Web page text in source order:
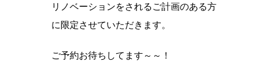
リノベーションをされるご計画のある方
に限定させていただきます。
ご予約お待ちしてます～～！